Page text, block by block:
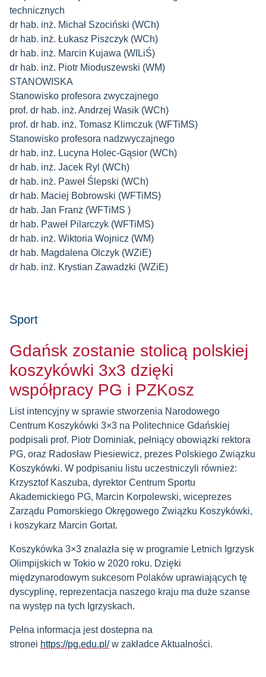
technicznych
dr hab. inż. Michał Szociński (WCh)
dr hab. inż. Łukasz Piszczyk (WCh)
dr hab. inż. Marcin Kujawa (WILiŚ)
dr hab. inż. Piotr Mioduszewski (WM)
STANOWISKA
Stanowisko profesora zwyczajnego
prof. dr hab. inż. Andrzej Wasik (WCh)
prof. dr hab. inż. Tomasz Klimczuk (WFTiMS)
Stanowisko profesora nadzwyczajnego
dr hab. inż. Lucyna Holec-Gąsior (WCh)
dr hab. inż. Jacek Ryl (WCh)
dr hab. inż. Paweł Ślepski (WCh)
dr hab. Maciej Bobrowski (WFTiMS)
dr hab. Jan Franz (WFTiMS )
dr hab. Paweł Pilarczyk (WFTiMS)
dr hab. inż. Wiktoria Wojnicz (WM)
dr hab. Magdalena Olczyk (WZiE)
dr hab. inż. Krystian Zawadzki (WZiE)
Sport
Gdańsk zostanie stolicą polskiej
koszykówki 3x3 dzięki
współpracy PG i PZKosz
List intencyjny w sprawie stworzenia Narodowego
Centrum Koszykówki 3×3 na Politechnice Gdańskiej
podpisali prof. Piotr Dominiak, pełniący obowiązki rektora
PG, oraz Radosław Piesiewicz, prezes Polskiego Związku
Koszykówki. W podpisaniu listu uczestniczyli również:
Krzysztof Kaszuba, dyrektor Centrum Sportu
Akademickiego PG, Marcin Korpolewski, wiceprezes
Zarządu Pomorskiego Okręgowego Związku Koszykówki,
i koszykarz Marcin Gortat.
Koszykówka 3×3 znalazła się w programie Letnich Igrzysk
Olimpijskich w Tokio w 2020 roku. Dzięki
międzynarodowym sukcesom Polaków uprawiających tę
dyscyplinę, reprezentacja naszego kraju ma duże szanse
na występ na tych Igrzyskach.
Pełna informacja jest dostepna na
stronei https://pg.edu.pl/w zakładce Aktualności.